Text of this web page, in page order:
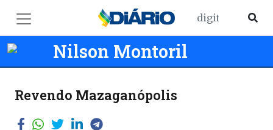
Nilson Montoril
Revendo Mazaganópolis